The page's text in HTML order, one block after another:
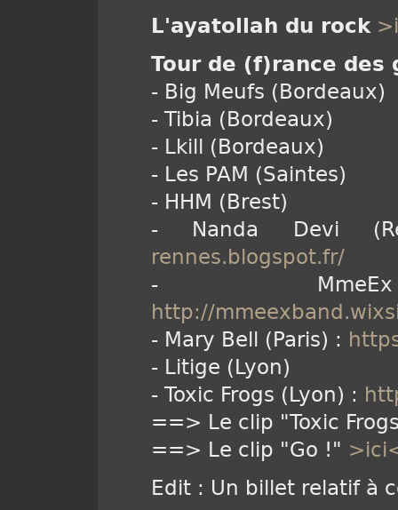
L'ayatollah du rock
Tour de (f)rance des
- Big Meufs (Bordeaux)
- Tibia (Bordeaux)
- Lkill (Bordeaux)
- Les PAM (Saintes)
- HHM (Brest)
- Nanda Devi
rennes.blogspot.fr/
- MmeEx
http://
- Mary Bell (Paris) :
- Litige (Lyon)
- Toxic Frogs (Lyon) :
==> Le clip "Toxic
==> Le clip "Go !"
Edit : Un billet relatif à